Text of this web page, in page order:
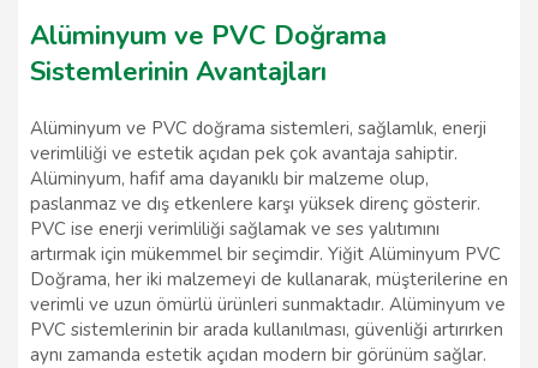
Alüminyum ve PVC Doğrama
Sistemlerinin Avantajları
Alüminyum ve PVC doğrama sistemleri, sağlamlık, enerji
verimliliği ve estetik açıdan pek çok avantaja sahiptir.
Alüminyum, hafif ama dayanıklı bir malzeme olup,
paslanmaz ve dış etkenlere karşı yüksek direnç gösterir.
PVC ise enerji verimliliği sağlamak ve ses yalıtımını
artırmak için mükemmel bir seçimdir. Yiğit Alüminyum PVC
Doğrama, her iki malzemeyi de kullanarak, müşterilerine en
verimli ve uzun ömürlü ürünleri sunmaktadır. Alüminyum ve
PVC sistemlerinin bir arada kullanılması, güvenliği artırırken
aynı zamanda estetik açıdan modern bir görünüm sağlar.